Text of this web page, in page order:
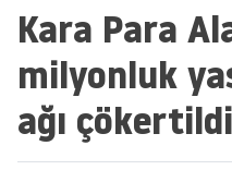
Kara Para
milyonluk
ağı çökertildi